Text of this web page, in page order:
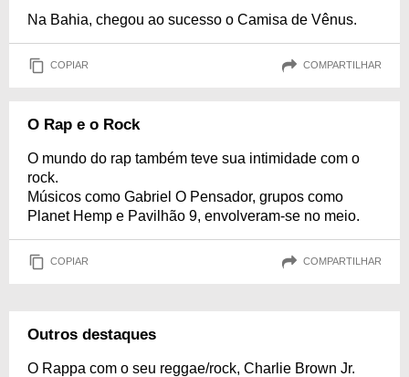
Na Bahia, chegou ao sucesso o Camisa de Vênus.
COPIAR COMPARTILHAR
O Rap e o Rock
O mundo do rap também teve sua intimidade com o
rock.
Músicos como Gabriel O Pensador, grupos como
Planet Hemp e Pavilhão 9, envolveram-se no meio.
COPIAR COMPARTILHAR
Outros destaques
O Rappa com o seu reggae/rock, Charlie Brown Jr.